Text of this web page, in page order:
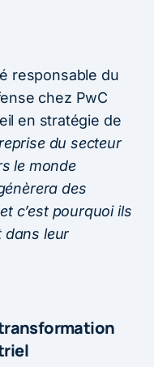
responsable du
chez PwC
en stratégie de
du secteur
le monde
des
c’est pourquoi ils
dans leur